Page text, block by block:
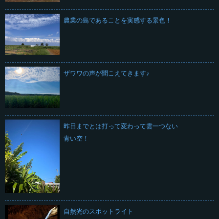
農業の島であることを実感する景色！
ザワワの声が聞こえてきます♪
昨日までとは打って変わって雲一つない
青い空！
自然光のスポットライト